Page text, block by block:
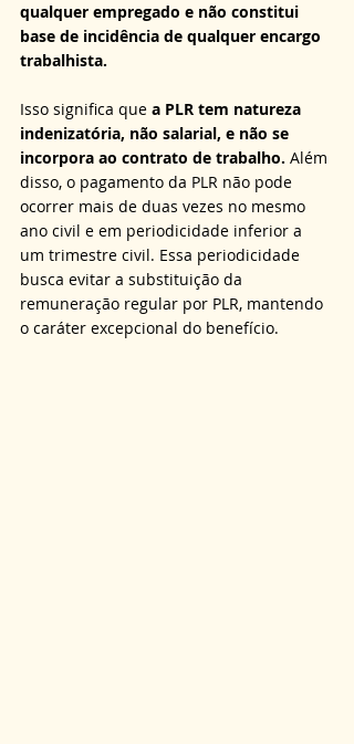
qualquer empregado e não constitui
base de incidência de qualquer encargo
trabalhista.
Isso significa que a PLR tem natureza
indenizatória, não salarial, e não se
incorpora ao contrato de trabalho. Além
disso, o pagamento da PLR não pode
ocorrer mais de duas vezes no mesmo
ano civil e em periodicidade inferior a
um trimestre civil. Essa periodicidade
busca evitar a substituição da
remuneração regular por PLR, mantendo
o caráter excepcional do benefício.